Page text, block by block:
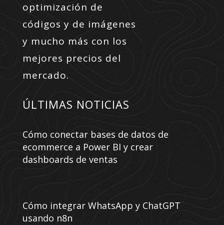
optimización de
códigos y de imágenes
y mucho más con los
mejores precios del
mercado.
ÚLTIMAS NOTICIAS
Cómo conectar bases de datos de
ecommerce a Power BI y crear
dashboards de ventas
Cómo integrar WhatsApp y ChatGPT
usando n8n